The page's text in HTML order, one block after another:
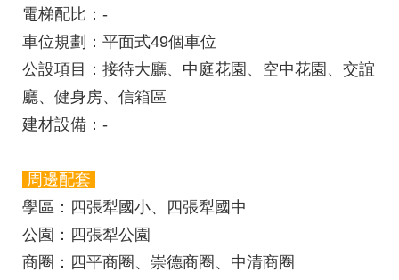
電梯配比： -
車位規劃 ：平面式49個車位
公設項目
：接待大廳、中庭花園、空中花園、交誼
廳、健身房、信箱區
建材設備： -
周邊配套
學區 ：四張犁國小、四張犁國中
公園 ： 四張犁公園
商圈： 四平商圈、崇德商圈、中清商圈